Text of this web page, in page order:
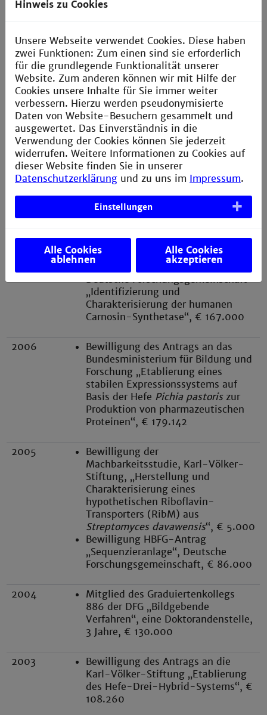
Forschung „Genomweite Analyse
in vivoTestsystems“, € 253.187
Bewilligung des Antrags an das
Bundesministerium für Bildung und
Forschung „Pyrosequenzierung des
Genoms vonStreptomyces
davawensis “, € 266.187
2008
ewilligung Konanz-
Promotionsstipendium,
„Roseoflavin Biosynthese in
Streptomyces davawensis“, €
80.000
Bewilligung des Antrags an die
Landesstiftung Baden-
Schalter (riboswitches)“, € 55.000
Bewilligung des Antrags an die
Deutsche Forschungsgemeinschaft
„Identifizierung und
Charakterisierung der humanen
Carnosin-Synthetase“, € 167.000
2006
Bewilligung des Antrags an das
Bundesministerium für Bildung und
Forschung „Etablierung eines
stabilen Expressionssystems auf
Basis der Hefe Pichia pastoris zur
Produktion von pharmazeutischen
Proteinen“, € 179.142
2005
Bewilligung der
Machbarkeitsstudie, Karl-Völker-
Stiftung, „Herstellung und
Charakterisierung eines
hypothetischen Riboflavin-
Transporters (RibM) aus
Streptomyces davawensis“, € 5.000
Bewilligung HBFG-Antrag
„Sequenzieranlage“, Deutsche
Forschungsgemeinschaft, € 86.000
2004
Mitglied des Graduiertenkollegs
886 der DFG „Bildgebende
Verfahren“, eine Doktorandenstelle,
3 Jahre, € 130.000
2003
Bewilligung des Antrags an die
Karl-Völker-Stiftung „Etablierung
des Hefe-Drei-Hybrid-Systems“, €
108.260
Hinweis zu Cookies
Unsere Webseite verwendet Cookies. Diese haben
zwei Funktionen: Zum einen sind sie erforderlich
für die grundlegende Funktionalität unserer
Website. Zum anderen können wir mit Hilfe der
Cookies unsere Inhalte für Sie immer weiter
verbessern. Hierzu werden pseudonymisierte
Daten von Website-Besuchern gesammelt und
ausgewertet. Das Einverständnis in die
Verwendung der Cookies können Sie jederzeit
widerrufen. Weitere Informationen zu Cookies auf
dieser Website finden Sie in unserer
Datenschutzerklärung und zu uns im Impressum.
Einstellungen
Alle Cookies
ablehnen
Alle Cookies
akzeptieren